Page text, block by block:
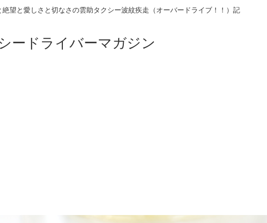
望と愛しさと切なさの雲助タクシー波紋疾走（オーバードライブ！！）記
ードライバーマガジン